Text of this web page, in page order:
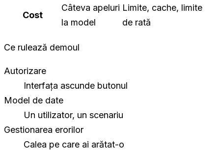
Cost
Câteva apeluri
la model
Limite, cache, limite
de rată
Ce rulează demoul
Autorizare
Interfața ascunde butonul
Model de date
Un utilizator, un scenariu
Gestionarea erorilor
Calea pe care ai arătat-o